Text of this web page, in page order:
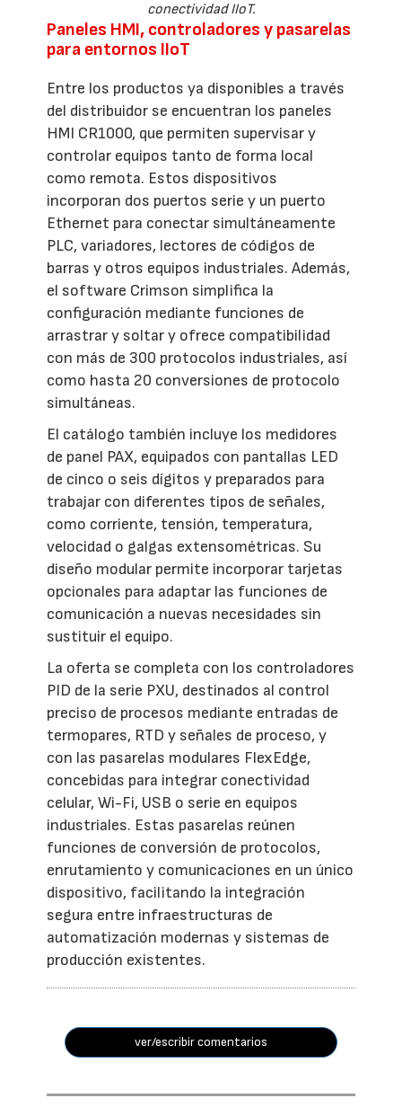
conectividad IIoT.
Paneles HMI, controladores y pasarelas
para entornos IIoT
Entre los productos ya disponibles a través
del distribuidor se encuentran los paneles
HMI CR1000, que permiten supervisar y
controlar equipos tanto de forma local
como remota. Estos dispositivos
incorporan dos puertos serie y un puerto
Ethernet para conectar simultáneamente
PLC, variadores, lectores de códigos de
barras y otros equipos industriales. Además,
el software Crimson simplifica la
configuración mediante funciones de
arrastrar y soltar y ofrece compatibilidad
con más de 300 protocolos industriales, así
como hasta 20 conversiones de protocolo
simultáneas.
El catálogo también incluye los medidores
de panel PAX, equipados con pantallas LED
de cinco o seis dígitos y preparados para
trabajar con diferentes tipos de señales,
como corriente, tensión, temperatura,
velocidad o galgas extensométricas. Su
diseño modular permite incorporar tarjetas
opcionales para adaptar las funciones de
comunicación a nuevas necesidades sin
sustituir el equipo.
La oferta se completa con los controladores
PID de la serie PXU, destinados al control
preciso de procesos mediante entradas de
termopares, RTD y señales de proceso, y
con las pasarelas modulares FlexEdge,
concebidas para integrar conectividad
celular, Wi-Fi, USB o serie en equipos
industriales. Estas pasarelas reúnen
funciones de conversión de protocolos,
enrutamiento y comunicaciones en un único
dispositivo, facilitando la integración
segura entre infraestructuras de
automatización modernas y sistemas de
producción existentes.
ver/escribir comentarios